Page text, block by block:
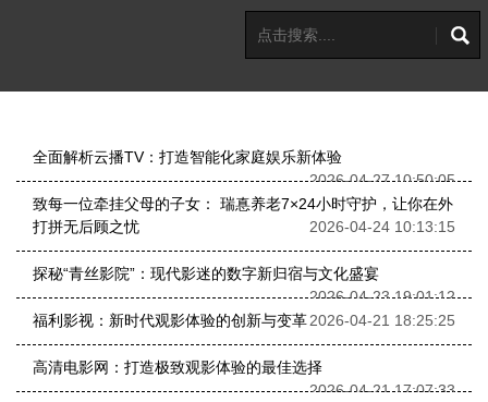
全面解析云播TV：打造智能化家庭娱乐新体验
2026-04-27 10:50:05
致每一位牵挂父母的子女： 瑞惪养老7×24小时守护，让你在外
打拼无后顾之忧
2026-04-24 10:13:15
探秘“青丝影院”：现代影迷的数字新归宿与文化盛宴
2026-04-23 19:01:12
福利影视：新时代观影体验的创新与变革2026-04-21 18:25:25
高清电影网：打造极致观影体验的最佳选择
2026-04-21 17:07:33